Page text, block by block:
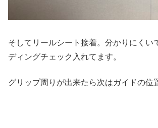
そしてリールシート接着。分かりにくい
ディングチェック入れてます。
グリップ周りが出来たら次はガイドの位